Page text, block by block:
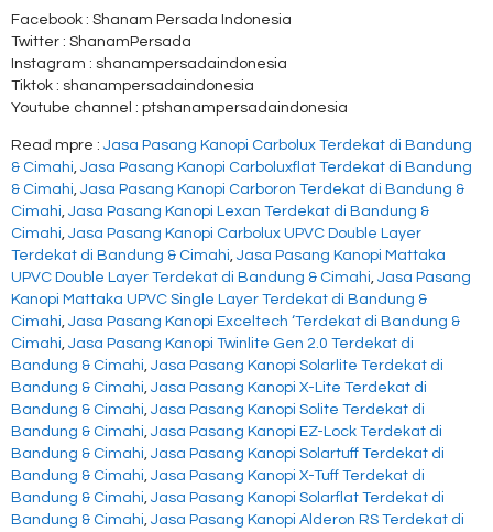
Facebook : Shanam Persada Indonesia
Twitter : ShanamPersada
Instagram : shanampersadaindonesia
Tiktok : shanampersadaindonesia
Youtube channel : ptshanampersadaindonesia
Read mpre : Jasa Pasang Kanopi Carbolux Terdekat di Bandung
& Cimahi, Jasa Pasang Kanopi Carboluxflat Terdekat di Bandung
& Cimahi, Jasa Pasang Kanopi Carboron Terdekat di Bandung &
Cimahi, Jasa Pasang Kanopi Lexan Terdekat di Bandung &
Cimahi, Jasa Pasang Kanopi Carbolux UPVC Double Layer
Terdekat di Bandung & Cimahi, Jasa Pasang Kanopi Mattaka
UPVC Double Layer Terdekat di Bandung & Cimahi, Jasa Pasang
Kanopi Mattaka UPVC Single Layer Terdekat di Bandung &
Cimahi, Jasa Pasang Kanopi Exceltech ‘Terdekat di Bandung &
Cimahi, Jasa Pasang Kanopi Twinlite Gen 2.0 Terdekat di
Bandung & Cimahi, Jasa Pasang Kanopi Solarlite Terdekat di
Bandung & Cimahi, Jasa Pasang Kanopi X-Lite Terdekat di
Bandung & Cimahi, Jasa Pasang Kanopi Solite Terdekat di
Bandung & Cimahi, Jasa Pasang Kanopi EZ-Lock Terdekat di
Bandung & Cimahi, Jasa Pasang Kanopi Solartuff Terdekat di
Bandung & Cimahi, Jasa Pasang Kanopi X-Tuff Terdekat di
Bandung & Cimahi, Jasa Pasang Kanopi Solarflat Terdekat di
Bandung & Cimahi, Jasa Pasang Kanopi Alderon RS Terdekat di